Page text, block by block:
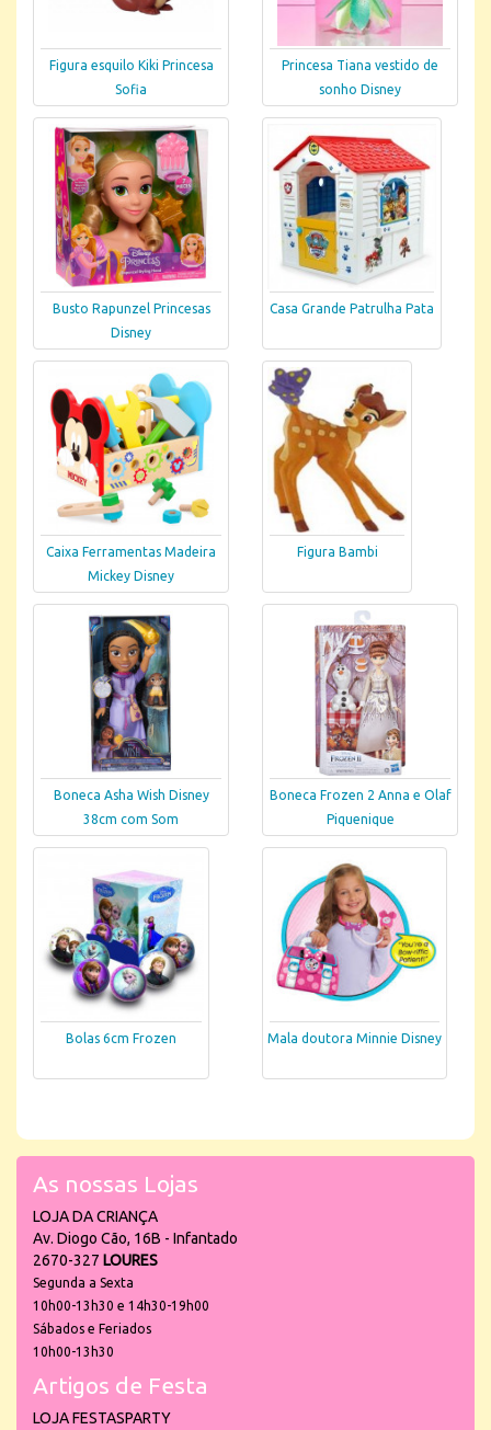
Figura esquilo Kiki Princesa
Sofia
Princesa Tiana vestido de
sonho Disney
Busto Rapunzel Princesas
Disney
Casa Grande Patrulha Pata
Caixa Ferramentas Madeira
Mickey Disney
Figura Bambi
Boneca Asha Wish Disney
38cm com Som
Boneca Frozen 2 Anna e Olaf
Piquenique
Bolas 6cm Frozen Mala doutora Minnie Disney
As nossas Lojas
LOJA DA CRIANÇA
Av. Diogo Cão, 16B - Infantado
2670-327 LOURES
Segunda a Sexta
10h00-13h30 e 14h30-19h00
Sábados e Feriados
10h00-13h30
Artigos de Festa
LOJA FESTASPARTY